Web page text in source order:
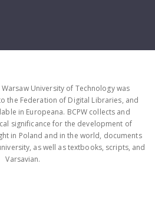
University of Technology was
the Federation of Digital Libraries, and
in Europeana. BCPW collects and
significance for the development of
in Poland and in the world, documents
as well as textbooks, scripts, and
Varsavian.